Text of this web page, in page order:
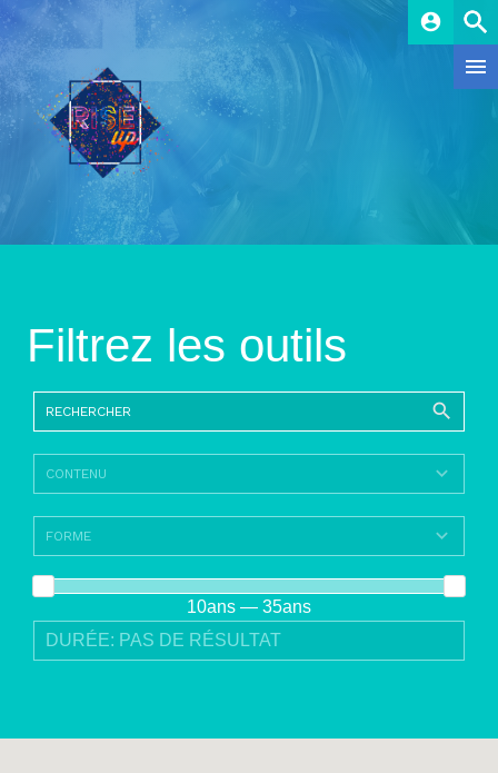
account_circle
Filtrez les outils
10ans — 35ans